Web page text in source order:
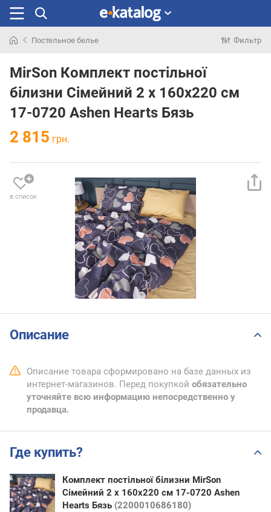
раньше
Постельное белье Фильтр
MirSon Комплект постільної
білизни Сімейний 2 х 160x220 см
17-0720 Ashen Hearts Бязь
2 815 грн.
в список
Описание
Описание товара сформировано на базе данных из
интернет-магазинов. Перед покупкой обязательно
уточняйте всю информацию непосредственно у
продавца.
Где купить?
Комплект постільної білизни MirSon
Сімейний 2 х 160x220 см 17-0720 Ashen
Hearts Бязь (2200010686180)